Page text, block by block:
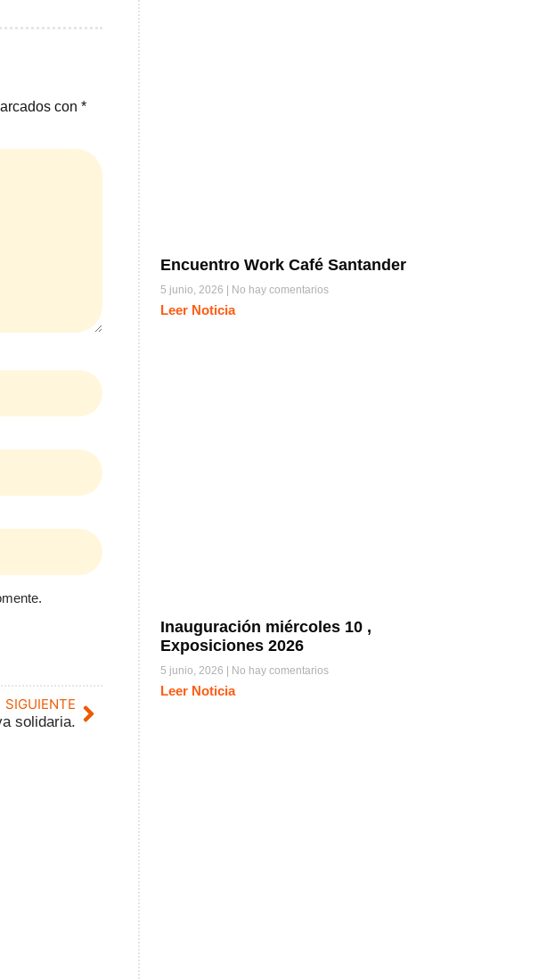
con *
SIGUIENTE
solidaria.
Encuentro Work Café Santander
5 junio, 2026 No hay comentarios
Leer Noticia
Inauguración miércoles 10 ,
Exposiciones 2026
5 junio, 2026 No hay comentarios
Leer Noticia